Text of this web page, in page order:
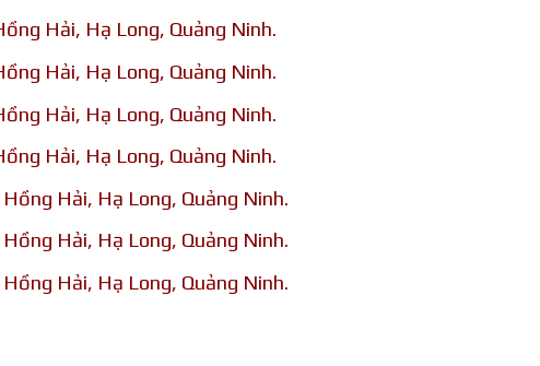
Hải, Hạ Long, Quảng Ninh.
Hải, Hạ Long, Quảng Ninh.
Hải, Hạ Long, Quảng Ninh.
Hải, Hạ Long, Quảng Ninh.
Hải, Hạ Long, Quảng Ninh.
Hải, Hạ Long, Quảng Ninh.
Hải, Hạ Long, Quảng Ninh.